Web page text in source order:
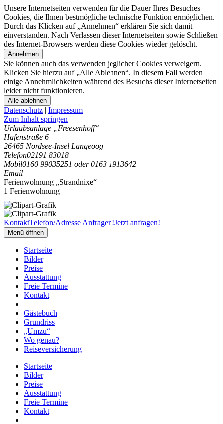
Unsere Internetseiten verwenden für die Dauer Ihres Besuches
Cookies, die Ihnen bestmögliche technische Funktion ermöglichen.
Durch das Klicken auf „Annehmen“ erklären Sie sich damit
einverstanden. Nach Verlassen dieser Internetseiten sowie Schließen
des Internet-Browsers werden diese Cookies wieder gelöscht.
Annehmen
Sie können auch das verwenden jeglicher Cookies verweigern.
Klicken Sie hierzu auf „Alle Ablehnen“. In diesem Fall werden
einige Annehmlichkeiten während des Besuchs dieser Internetseiten
leider nicht funktionieren.
Alle ablehnen
Datenschutz | Impressum
Zum Inhalt springen
Urlaubsanlage „Freesenhoff“
Hafenstraße 6
26465 Nordsee-Insel Langeoog
Telefon02191 83018
Mobil0160 99035251 oder 0163 1913642
Email
Ferienwohnung „Strandnixe“
1 Ferienwohnung
KontaktTelefon/Adresse Anfragen!Jetzt anfragen!
Menü öffnen
Startseite
Bilder
Preise
Ausstattung
Freie Termine
Kontakt
Gästebuch
Grundriss
„Umzu“
Wo genau?
Reiseversicherung
Startseite
Bilder
Preise
Ausstattung
Freie Termine
Kontakt